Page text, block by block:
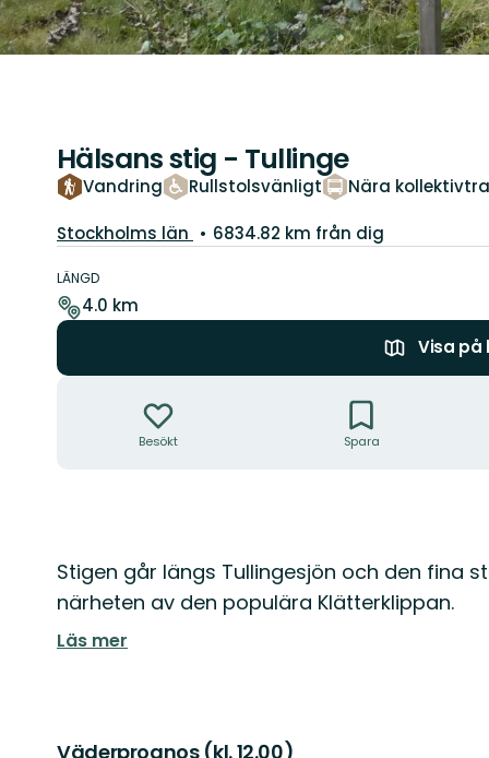
Hälsans stig - Tullinge
Vandring Rullstolsvänligt Nära
Län:
Stockholms län 6834.82 km från dig
om
leden
LÄNGD
4.0 km
Visa på
Besökt Spara
Beskrivning
Stigen går längs Tullingesjön och den fina
närheten av den populära Klätterklippan.
Läs mer
Väderprognos (kl. 12.00)